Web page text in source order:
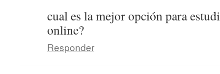
cual es la mejor opción para
online?
Responder